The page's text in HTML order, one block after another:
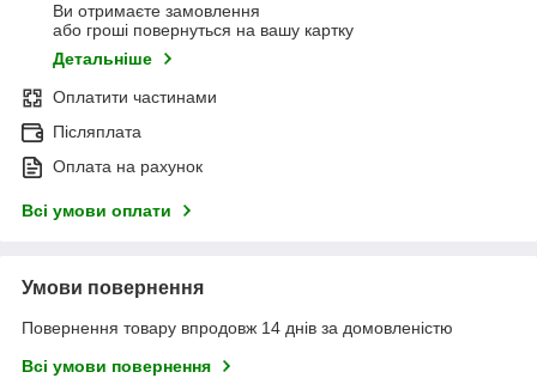
Ви отримаєте замовлення
або гроші повернуться на вашу картку
Детальніше
Оплатити частинами
Післяплата
Оплата на рахунок
Всі умови оплати
Умови повернення
Повернення товару впродовж 14 днів за домовленістю
Всі умови повернення